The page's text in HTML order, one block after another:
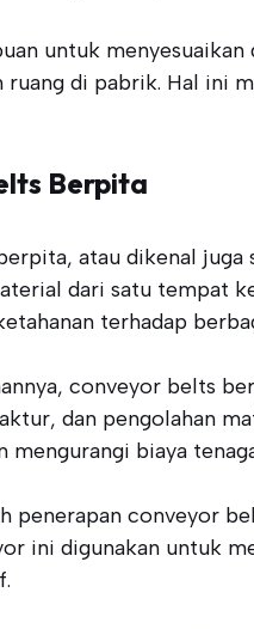
untuk
ruang di pabrik. Hal ini
Berpita
atau dikenal
dari satu tempat
terhadap
conveyor belts
dan pengolahan
mengurangi biaya
penerapan conveyor
ini digunakan untuk